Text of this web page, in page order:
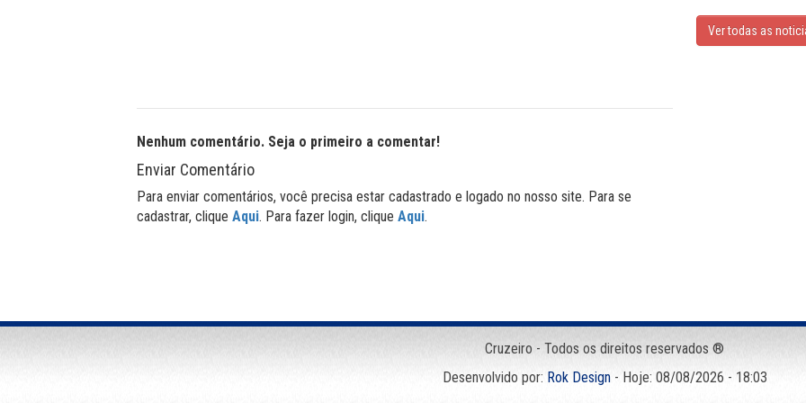
Nenhum comentário. Seja o primeiro a comentar!
Enviar Comentário
Para enviar comentários, você precisa estar cadastrado e logado no nosso site. Para se
cadastrar, clique Aqui. Para fazer login, clique Aqui.
Ver todas as
Cruzeiro - Todos os direitos reservados ®
Desenvolvido por: Rok Design- Hoje: 08/08/2026 - 18:03